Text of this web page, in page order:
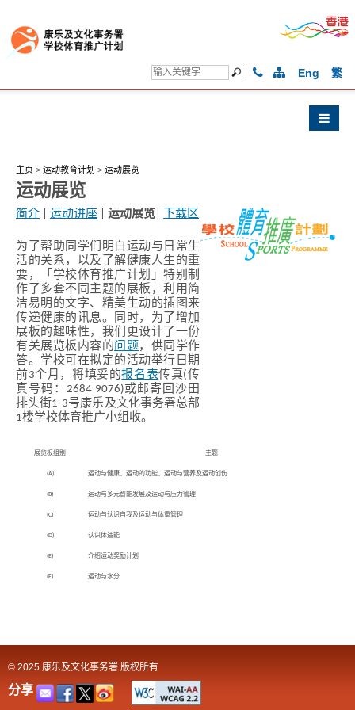
Eng 繁
主页 > 运动教育计划 > 运动展览
运动展览
简介 运动讲座 运动展览 下载区
为了帮助同学们明白运动与日常生
活的关系，以及了解健康人生的重
要，「学校体育推广计划」特别制
作了多套不同主题的展板，利用简
洁易明的文字、精美生动的插图来
传递健康的讯息。同时，为了增加
展板的趣味性，我们更设计了一份
有关展览板内容的问题 ，供同学作
答。学校可在拟定的活动举行日期
前3个月，将填妥的报名表传真(传
真号码：2684 9076)或邮寄回沙田
排头街1-3号康乐及文化事务署总部
1楼学校体育推广小组收。
展览板组别 主题
(A) 运动与健康、运动的功能、运动与营养及运动创伤
(B) 运动与多元智能发展及运动与压力管理
(C) 运动与认识自我及运动与体重管理
(D) 认识体适能
(E) 介绍运动奖励计划
(F) 运动与水分
© 2025 康乐及文化事务署 版权所有
分享